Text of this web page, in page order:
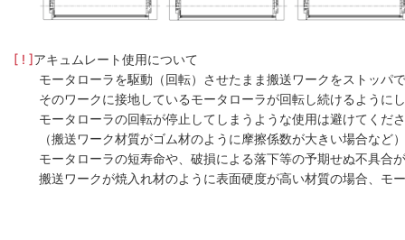
[ ! ]アキュムレート使用について
モータローラを駆動（回転）させたまま搬送ワークをストッパ
そのワークに接地しているモータローラが回転し続けるように
モータローラの回転が停止してしまうような使用は避けてくだ
（搬送ワーク材質がゴム材のように摩擦係数が大きい場合など）
モータローラの短寿命や、破損による落下等の予期せぬ不具合
搬送ワークが焼入れ材のように表面硬度が高い材質の場合、モ